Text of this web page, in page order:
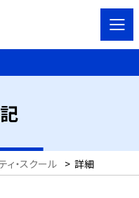
ィ・スクール > 詳細